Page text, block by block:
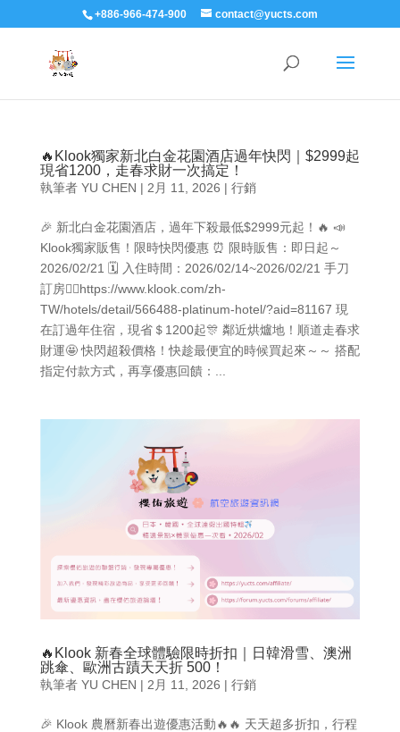
+886-966-474-900 contact@yucts.com
🔥Klook獨家新北白金花園酒店過年快閃｜$2999起
現省1200，走春求財一次搞定！
執筆者 YU CHEN | 2月 11, 2026 | 行銷
🎉 新北白金花園酒店，過年下殺最低$2999元起！🔥 📣
Klook獨家販售！限時快閃優惠 ⏰ 限時販售：即日起～
2026/02/21 🗓️ 入住時間：2026/02/14~2026/02/21 手刀
訂房👉🏻https://www.klook.com/zh-
TW/hotels/detail/566488-platinum-hotel/?aid=81167 現
在訂過年住宿，現省＄1200起🎊 鄰近烘爐地！順道走春求
財運🤩 快閃超殺價格！快趁最便宜的時候買起來～～ 搭配
指定付款方式，再享優惠回饋：...
🔥Klook 新春全球體驗限時折扣｜日韓滑雪、澳洲
跳傘、歐洲古蹟天天折 500！
執筆者 YU CHEN | 2月 11, 2026 | 行銷
🎉 Klook 農曆新春出遊優惠活動🔥🔥 天天超多折扣，行程